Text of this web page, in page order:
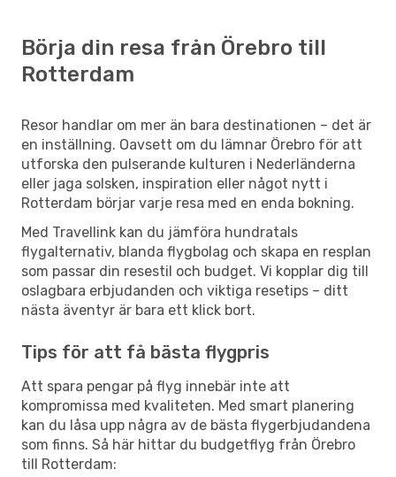
Börja din resa från Örebro till
Rotterdam
Resor handlar om mer än bara destinationen – det är
en inställning. Oavsett om du lämnar Örebro för att
utforska den pulserande kulturen i Nederländerna
eller jaga solsken, inspiration eller något nytt i
Rotterdam börjar varje resa med en enda bokning.
Med Travellink kan du jämföra hundratals
flygalternativ, blanda flygbolag och skapa en resplan
som passar din resestil och budget. Vi kopplar dig till
oslagbara erbjudanden och viktiga resetips – ditt
nästa äventyr är bara ett klick bort.
Tips för att få bästa flygpris
Att spara pengar på flyg innebär inte att
kompromissa med kvaliteten. Med smart planering
kan du låsa upp några av de bästa flygerbjudandena
som finns. Så här hittar du budgetflyg från Örebro
till Rotterdam: